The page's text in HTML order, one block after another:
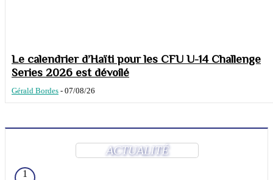
Le calendrier d’Haïti pour les CFU U-14 Challenge
Series 2026 est dévoilé
Gérald Bordes - 07/08/26
ACTUALITÉ
1